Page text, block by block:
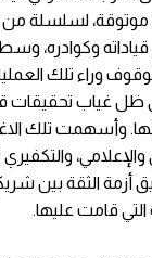
لسلسلة من
وكوادره، وسط
وراء تلك
ظل غياب تحقيقات
وأسهمت تلك
أزمة الثقة بين
قامت عليها.